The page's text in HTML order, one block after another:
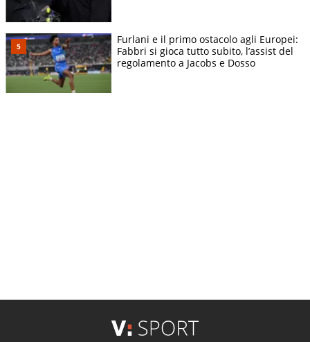
Furlani e il primo ostacolo agli Europei:
Fabbri si gioca tutto subito, l’assist del
regolamento a Jacobs e Dosso